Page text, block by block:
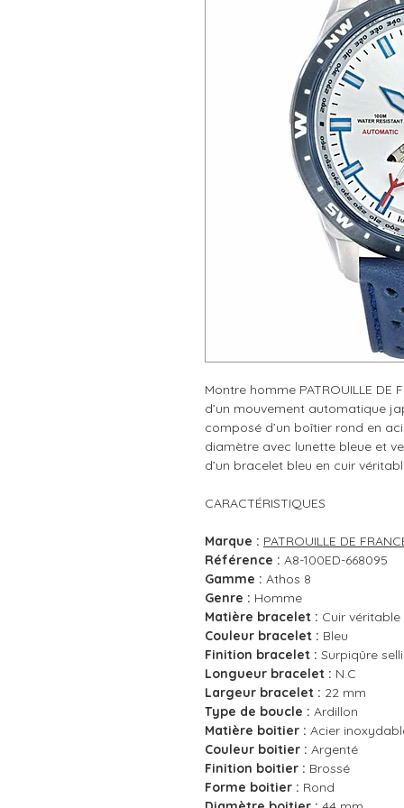
Montre homme PATROUILLE DE
d’un mouvement automatique
composé d’un boîtier rond en
diamètre avec lunette bleue et
d’un bracelet bleu en cuir
CARACTÉRISTIQUES
Marque : PATROUILLE DE
Référence : A8-100ED-668095
Gamme : Athos 8
Genre : Homme
Matière bracelet : Cuir véritable
Couleur bracelet : Bleu
Finition bracelet : Surpiqûre
Longueur bracelet : N.C
Largeur bracelet : 22 mm
Type de boucle : Ardillon
Matière boitier : Acier
Couleur boitier : Argenté
Finition boitier : Brossé
Forme boitier : Rond